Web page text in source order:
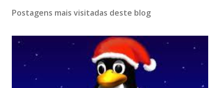
Postagens mais visitadas deste blog